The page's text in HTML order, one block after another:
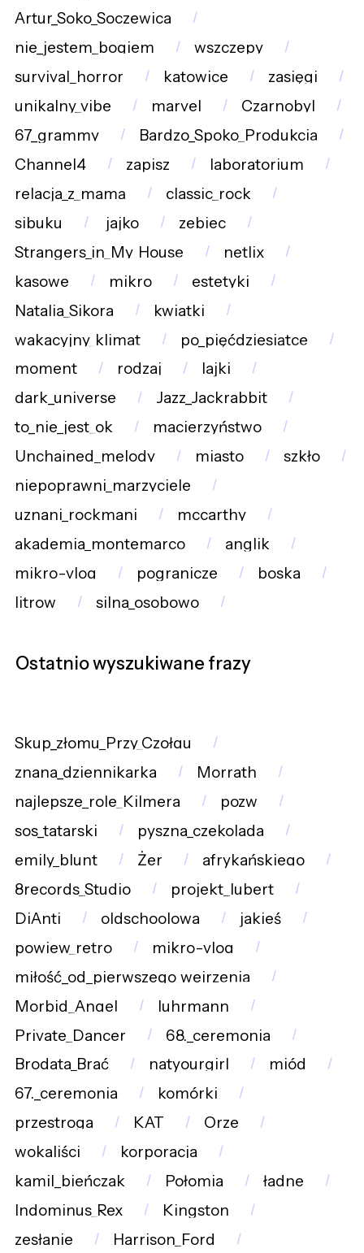
Artur_Soko_Soczewica
nie_jestem_bogiem
wszczepy
survival_horror
katowice
zasięgi
unikalny_vibe
marvel
Czarnobyl
67_grammy
Bardzo_Spoko_Produkcja
Channel4
zapisz
laboratorium
relacja_z_mamą
classic_rock
sibuku
jajko
zebiec
Strangers_in_My_House
netlix
kasowe
mikro
estetyki
Natalia_Sikora
kwiatki
wakacyjny_klimat
po_pięćdziesiątce
moment
rodzaj
lajki
dark_universe
Jazz_Jackrabbit
to_nie_jest_ok
macierzyństwo
Unchained_melody
miasto
szkło
niepoprawni_marzyciele
uznani_rockmani
mccarthy
akademia_montemarco
anglik
mikro-vlog
pogranicze
boska
litrow
silna_osobowo
Ostatnio wyszukiwane frazy
Skup_złomu_Przy_Czołgu
znana_dziennikarka
Morrath
najlepsze_role_Kilmera
pozw
sos_tatarski
pyszna_czekolada
emily_blunt
Żer
afrykańskiego
8records_Studio
projekt_lubert
DiAnti
oldschoolowa
jakieś
powiew_retro
mikro-vlog
miłość_od_pierwszego_wejrzenia
Morbid_Angel
luhrmann
Private_Dancer
68._ceremonia
Brodata_Brać
natyourgirl
miód
67._ceremonia
komórki
przestroga
KAT
Orze
wokaliści
korporacja
kamil_bieńczak
Połomia
ładne
Indominus_Rex
Kingston
zesłanie
Harrison_Ford